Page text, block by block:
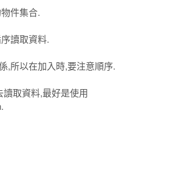
件集合.
讀取資料.
,所以在加入時,要注意順序.
讀取資料,最好是使用